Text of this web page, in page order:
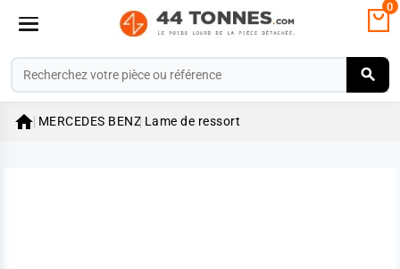
0
 MERCEDES BENZ Lame de ressort